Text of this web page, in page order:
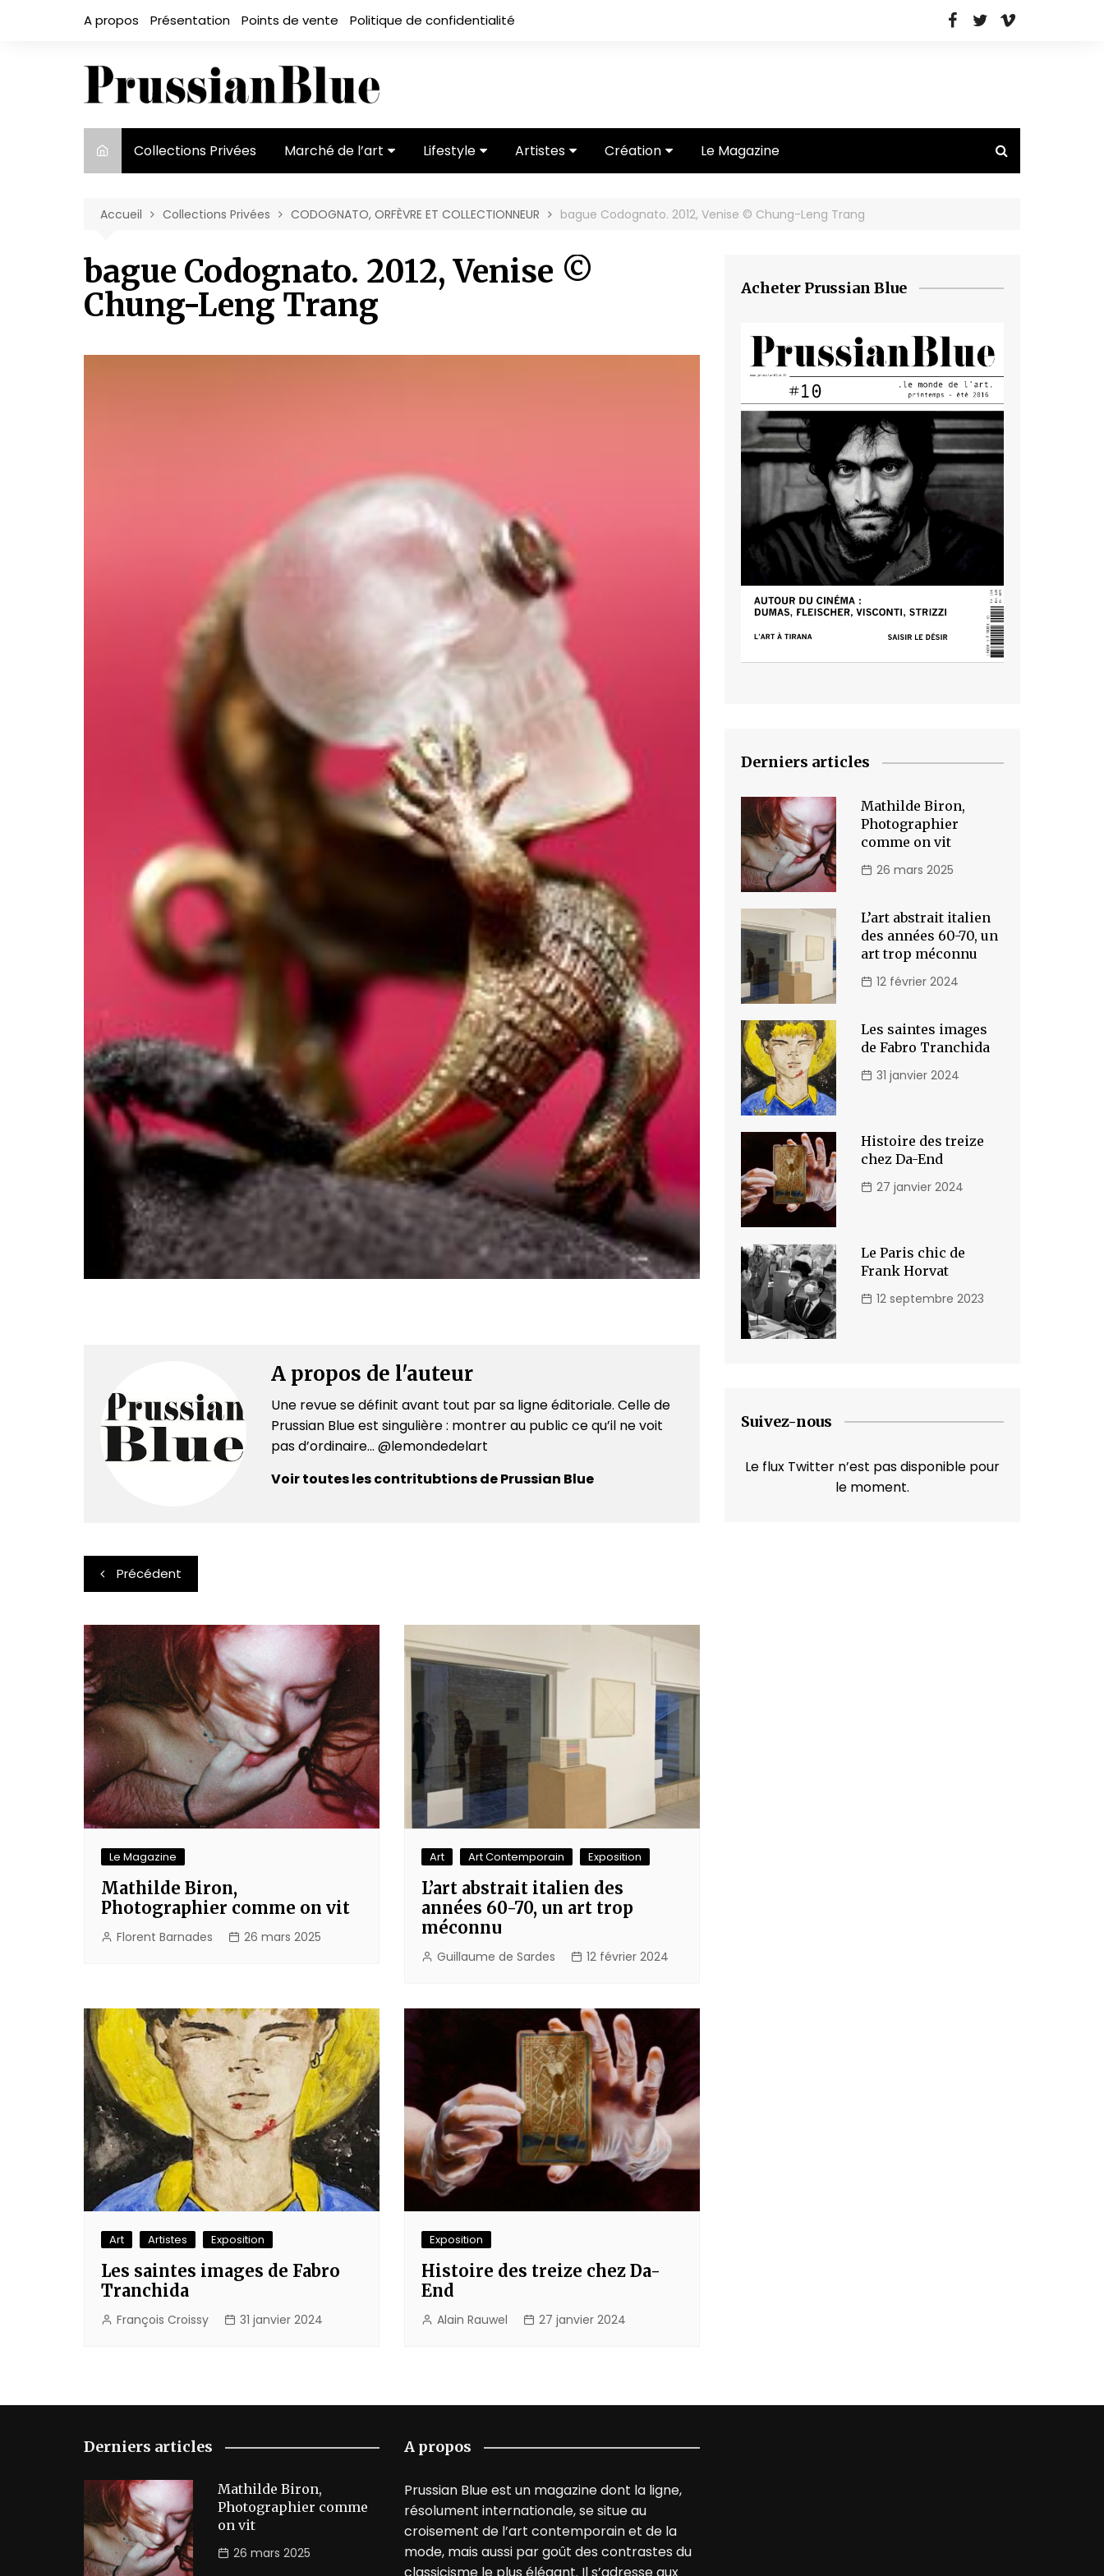
A propos Présentation Points de vente Politique de confidentialité
Collections Privées Marché de l’art
acteurs
Lifestyle
Mode
Artistes
Entretiens
Critiques
Création
Vidéos
Le Magazine
Accueil Collections Privées CODOGNATO, ORFÈVRE ET COLLECTIONNEUR bague Codognato. 2012, Venise © Chung-Leng Trang
bague Codognato. 2012, Venise ©
Chung-Leng Trang
A propos de l'auteur
Une revue se définit avant tout par sa ligne éditoriale. Celle de
Prussian Blue est singulière : montrer au public ce qu’il ne voit
pas d’ordinaire... @lemondedelart
Voir toutes les contritubtions de Prussian Blue
Navigation
de
l’article
Précédent
Le Magazine
Mathilde Biron,
Photographier comme on vit
Florent Barnades 26 mars 2025
Art Art Contemporain Exposition
L’art abstrait italien des
années 60-70, un art trop
méconnu
Guillaume de Sardes 12 février 2024
Art Artistes Exposition
Les saintes images de Fabro
Tranchida
François Croissy 31 janvier 2024
Exposition
Histoire des treize chez Da-
End
Alain Rauwel 27 janvier 2024
Acheter Prussian Blue
Derniers articles
Mathilde Biron,
Photographier
comme on vit
26 mars 2025
L’art abstrait italien
des années 60-70, un
art trop méconnu
12 février 2024
Les saintes images
de Fabro Tranchida
31 janvier 2024
Histoire des treize
chez Da-End
27 janvier 2024
Le Paris chic de
Frank Horvat
12 septembre 2023
Suivez-nous
Le flux Twitter n’est pas disponible pour
le moment.
Derniers articles
Mathilde Biron,
Photographier comme
on vit
26 mars 2025
A propos
Prussian Blue est un magazine dont la ligne,
résolument internationale, se situe au
croisement de l’art contemporain et de la
mode, mais aussi par goût des contrastes du